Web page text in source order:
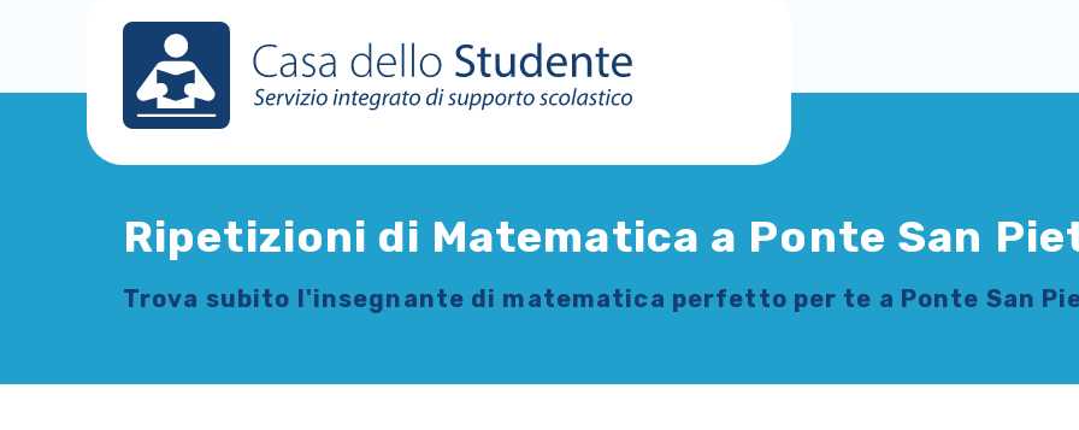
Ripetizioni di Matematica a Ponte San
Trova subito l'insegnante di matematica perfetto per te a Ponte San